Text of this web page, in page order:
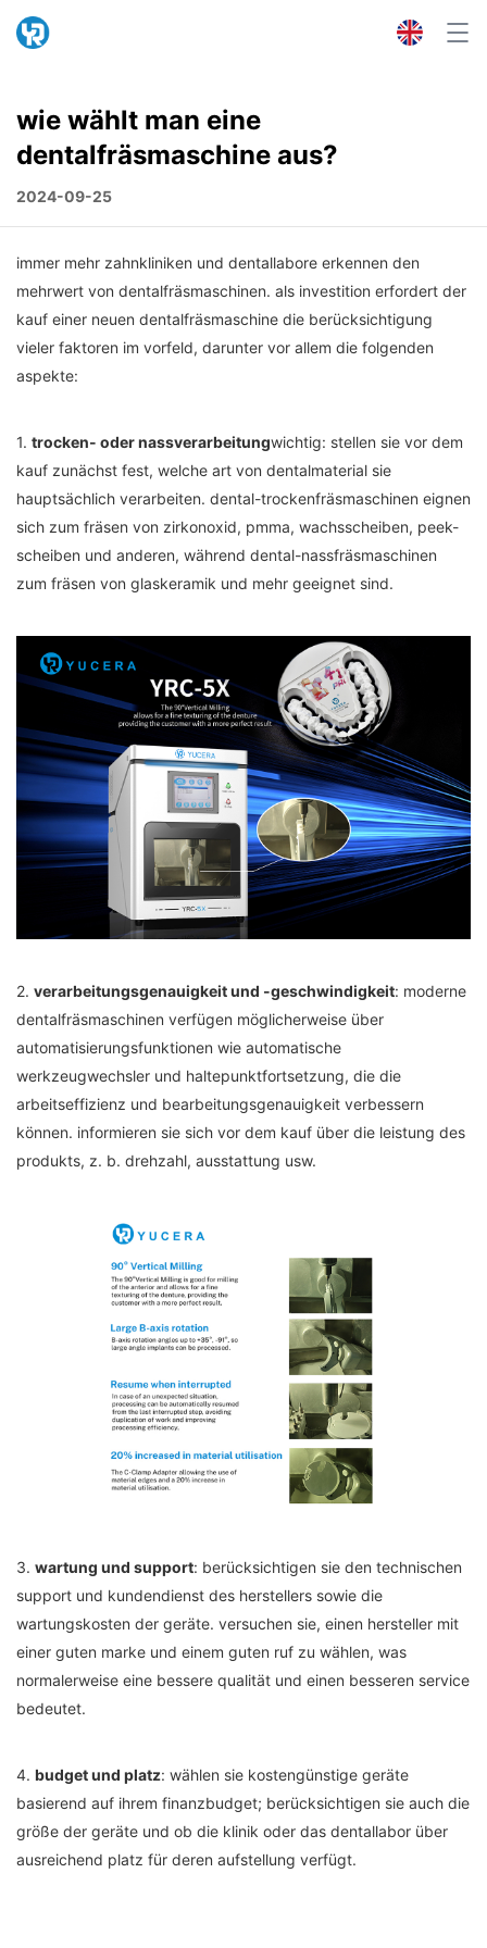
wie wählt man eine
dentalfräsmaschine aus?
2024-09-25
immer mehr zahnkliniken und dentallabore erkennen den
mehrwert von dentalfräsmaschinen. als investition erfordert der
kauf einer neuen dentalfräsmaschine die berücksichtigung
vieler faktoren im vorfeld, darunter vor allem die folgenden
aspekte:
1. trocken- oder nassverarbeitungwichtig: stellen sie vor dem
kauf zunächst fest, welche art von dentalmaterial sie
hauptsächlich verarbeiten. dental-trockenfräsmaschinen eignen
sich zum fräsen von zirkonoxid, pmma, wachsscheiben, peek-
scheiben und anderen, während dental-nassfräsmaschinen
zum fräsen von glaskeramik und mehr geeignet sind.
2. verarbeitungsgenauigkeit und -geschwindigkeit: moderne
dentalfräsmaschinen verfügen möglicherweise über
automatisierungsfunktionen wie automatische
werkzeugwechsler und haltepunktfortsetzung, die die
arbeitseffizienz und bearbeitungsgenauigkeit verbessern
können. informieren sie sich vor dem kauf über die leistung des
produkts, z. b. drehzahl, ausstattung usw.
3. wartung und support: berücksichtigen sie den technischen
support und kundendienst des herstellers sowie die
wartungskosten der geräte. versuchen sie, einen hersteller mit
einer guten marke und einem guten ruf zu wählen, was
normalerweise eine bessere qualität und einen besseren service
bedeutet.
4. budget und platz: wählen sie kostengünstige geräte
basierend auf ihrem finanzbudget; berücksichtigen sie auch die
größe der geräte und ob die klinik oder das dentallabor über
ausreichend platz für deren aufstellung verfügt.